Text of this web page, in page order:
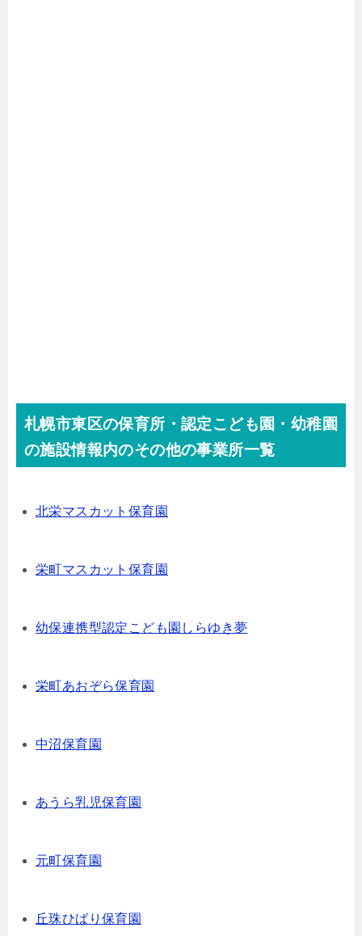
札幌市東区の保育所・認定こども園・幼稚園
の施設情報内のその他の事業所一覧
北栄マスカット保育園
栄町マスカット保育園
幼保連携型認定こども園しらゆき夢
栄町あおぞら保育園
中沼保育園
あうら乳児保育園
元町保育園
丘珠ひばり保育園